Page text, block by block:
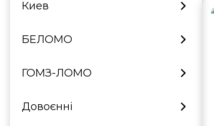
Киев
БЕЛОМО
ГОМЗ-ЛОМО
Довоєнні